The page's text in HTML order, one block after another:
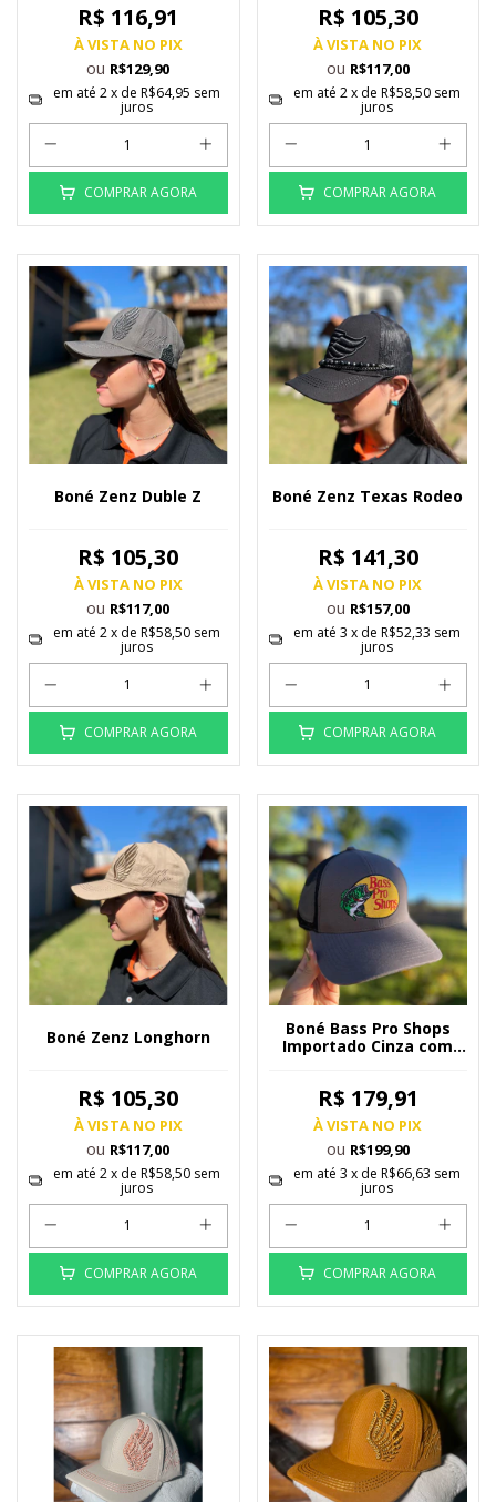
R$ 116,91
À VISTA NO PIX
ou R$129,90
em até2x deR$64,95 sem
juros
COMPRAR AGORA
R$ 105,30
À VISTA NO PIX
ou R$117,00
em até 2x de R$58,50 sem
juros
COMPRAR AGORA
Boné Zenz Duble Z
R$ 105,30
À VISTA NO PIX
ou R$117,00
em até2x deR$58,50 sem
juros
COMPRAR AGORA
Boné Zenz Texas Rodeo
R$ 141,30
À VISTA NO PIX
ou R$157,00
em até 3 x de R$52,33 sem
juros
COMPRAR AGORA
Boné Zenz Longhorn
R$ 105,30
À VISTA NO PIX
ou R$117,00
em até2x deR$58,50 sem
juros
COMPRAR AGORA
Boné Bass Pro Shops
Importado Cinza com
R$ 179,91
À VISTA NO PIX
ou R$199,90
em até 3 x de R$66,63 sem
juros
COMPRAR AGORA